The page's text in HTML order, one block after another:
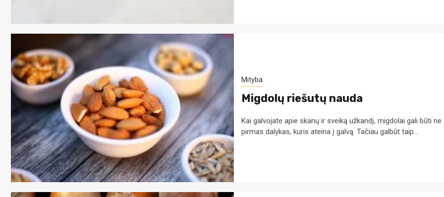
Mityba
Migdolų riešutų nauda
Kai galvojate apie skanų ir sveiką užkandį, migdolai gali būti ne
pirmas dalykas, kuris ateina į galvą. Tačiau galbūt taip...